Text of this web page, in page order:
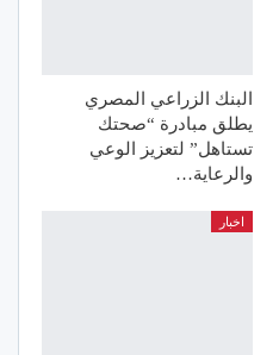
البنك الزراعي المصري
يطلق مبادرة “صحتك
تستاهل” لتعزيز الوعي
والرعاية…
اخبار